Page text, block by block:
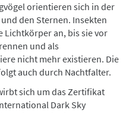
orientieren sich in der
den Sternen. Insekten
Lichtkörper an, bis sie vor
und als
nicht mehr existieren. Die
auch durch Nachtfalter.
sich um das Zertifikat
Dark Sky